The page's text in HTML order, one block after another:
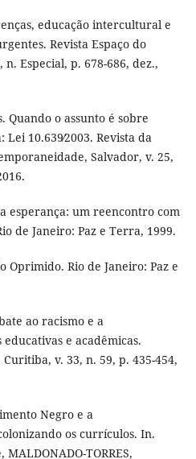
educação intercultural e
Revista Espaço do
n. Especial, p. 678-686, dez.,
Quando o assunto é sobre
10.639∕2003. Revista da
Salvador, v. 25,
esperança: um reencontro com
de Janeiro: Paz e Terra, 1999.
Oprimido. Rio de Janeiro: Paz e
ao racismo e a
e acadêmicas.
v. 33, n. 59, p. 435-454,
Negro e a
os currículos. In.
MALDONADO-TORRES,